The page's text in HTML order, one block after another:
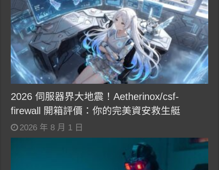
2026 伺服器界大地震！Aetherinox/csf-
firewall 開箱評價：你的完美資安救生艇
2026 年 8 月 1 日